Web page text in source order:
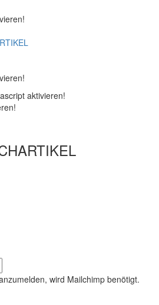
aktivieren!
wird Mailchimp benötigt.